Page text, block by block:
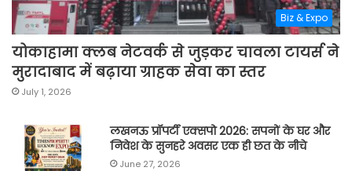
Biz & Expo
योकाहामा क्लब नेटवर्क से जुड़कर चावला टायर्स ने
मुरादाबाद में बढ़ाया ग्राहक सेवा का स्तर
July 1, 2026
लखनऊ प्रॉपर्टी एक्सपो 2026: सपनों के घर और
निवेश के सुनहरे अवसर एक ही छत के नीचे
June 27, 2026